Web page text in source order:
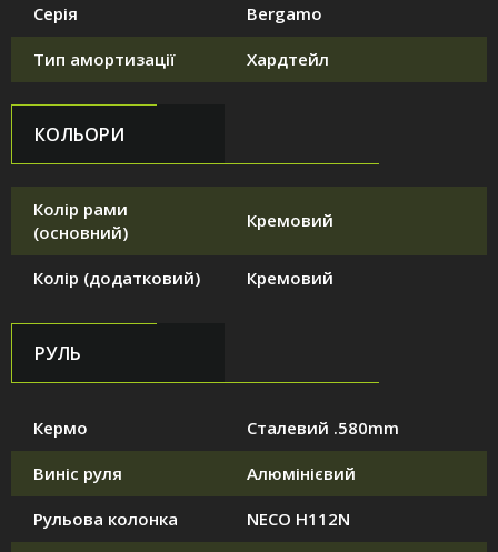
Серія Bergamo
Тип амортизації Хардтейл
КОЛЬОРИ
Колір рами
(основний)
Кремовий
Колір (додатковий) Кремовий
РУЛЬ
Кермо Сталевий .580mm
Виніс руля Алюмінієвий
Рульова колонка NECO H112N